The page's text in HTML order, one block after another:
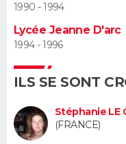
BONS PLANS
CARTE DE VOEUX
Carte de Noël
Carte Bonne année
Carte Saint-Valentin
Carte Pâques
Carte d'anniversaire
PROGRAMME TV
COPAINS D'AVANT
1990 - 1994
Lycée Jeanne D'arc
1994 - 1996
ILS SE SONT
Stéphanie LE
(FRANCE)